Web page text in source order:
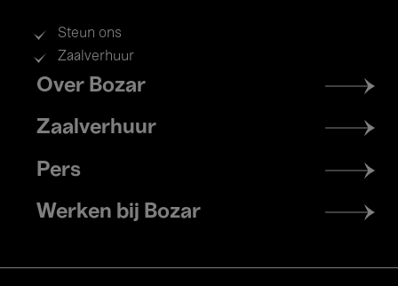
Steun ons
Zaalverhuur
Footer
menu
Over Bozar
Zaalverhuur
Pers
Werken bij Bozar